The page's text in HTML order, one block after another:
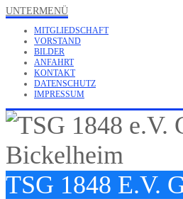
UNTERMENÜ
MITGLIEDSCHAFT
VORSTAND
BILDER
ANFAHRT
KONTAKT
DATENSCHUTZ
IMPRESSUM
TSG 1848 E.V.